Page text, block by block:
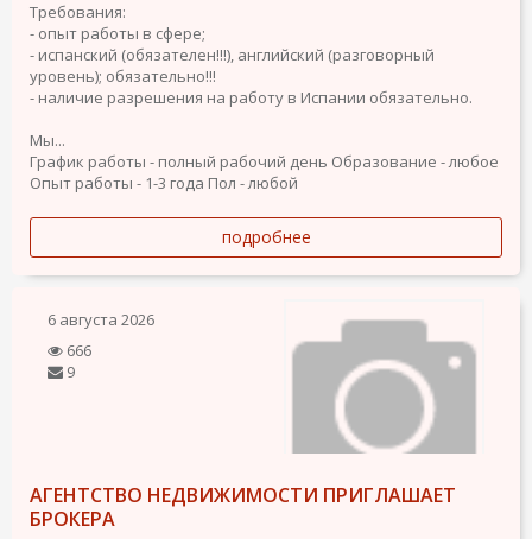
Требования:
- опыт работы в сфере;
- испанский (обязателен!!!), английский (разговорный
уровень); обязательно!!!
- наличие разрешения на работу в Испании обязательно.
Мы...
График работы - полный рабочий день Образование - любое
Опыт работы - 1-3 года Пол - любой
подробнее
6 августа 2026
666
9
АГЕНТСТВО НЕДВИЖИМОСТИ ПРИГЛАШАЕТ
БРОКЕРА